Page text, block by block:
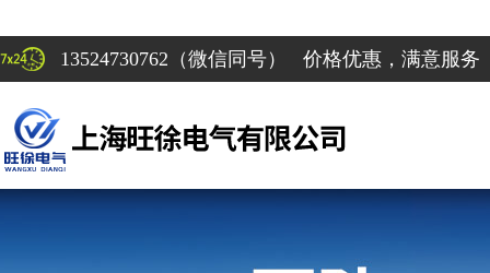
13524730762（微信同号） 价格优惠，满意服务